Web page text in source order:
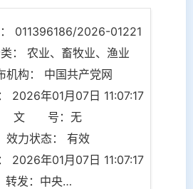
011396186/2026-01221
： 农业、畜牧业、渔业
机构： 中国共产党网
2026年01月07日 11:07:17
文 号：无
效力状态： 有效
2026年01月07日 11:07:17
名 称： 转发：中央农村工作会议在京召开 习近平对做好“三农”工作作出重要指示